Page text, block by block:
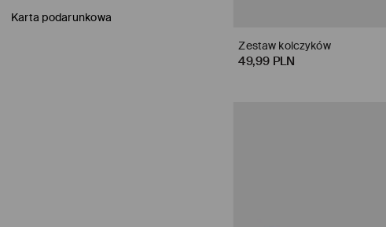
Karta podarunkowa
Zestaw kolczyków
49,99 PLN